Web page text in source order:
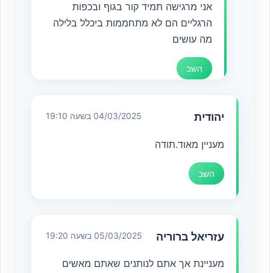
אני מרגישה תמיד קור בגוף ובכפות
הרגליים הם לא מתחממות ביכלל בלילה
מה עושים
השב
יהודית 04/03/2025 בשעה 19:10
מעניין מאוד.תודה
השב
עזריאל ברוריה 05/03/2025 בשעה 19:20
מעניינת אך אתם לנותנים שאתם מאשים